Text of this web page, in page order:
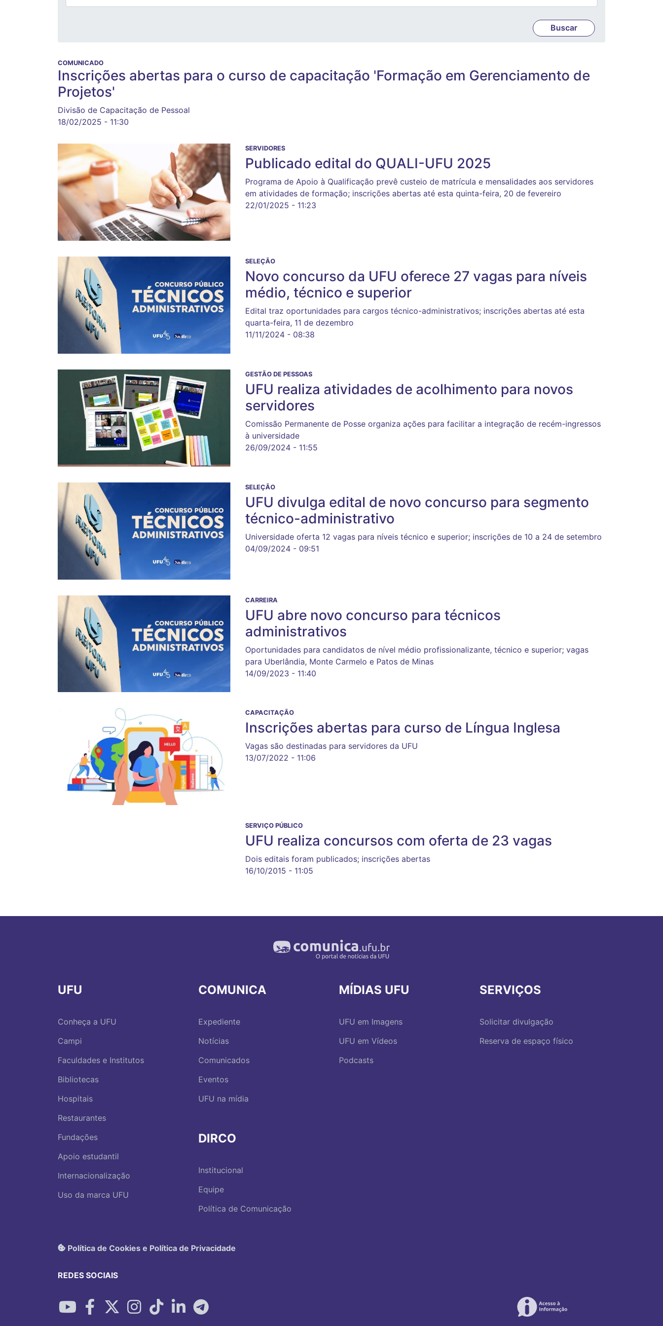
COMUNICADO
Inscrições abertas para o curso de capacitação 'Formação em Gerenciamento de
Projetos'
Divisão de Capacitação de Pessoal
18/02/2025 - 11:30
SERVIDORES
Publicado edital do QUALI-UFU 2025
Programa de Apoio à Qualificação prevê custeio de matrícula e mensalidades aos servidores
em atividades de formação; inscrições abertas até esta quinta-feira, 20 de fevereiro
22/01/2025 - 11:23
SELEÇÃO
Novo concurso da UFU oferece 27 vagas para níveis
médio, técnico e superior
Edital traz oportunidades para cargos técnico-administrativos; inscrições abertas até esta
quarta-feira, 11 de dezembro
11/11/2024 - 08:38
GESTÃO DE PESSOAS
UFU realiza atividades de acolhimento para novos
servidores
Comissão Permanente de Posse organiza ações para facilitar a integração de recém-ingressos
à universidade
26/09/2024 - 11:55
SELEÇÃO
UFU divulga edital de novo concurso para segmento
técnico-administrativo
Universidade oferta 12 vagas para níveis técnico e superior; inscrições de 10 a 24 de setembro
04/09/2024 - 09:51
CARREIRA
UFU abre novo concurso para técnicos
administrativos
Oportunidades para candidatos de nível médio profissionalizante, técnico e superior; vagas
para Uberlândia, Monte Carmelo e Patos de Minas
14/09/2023 - 11:40
CAPACITAÇÃO
Inscrições abertas para curso de Língua Inglesa
Vagas são destinadas para servidores da UFU
13/07/2022 - 11:06
SERVIÇO PÚBLICO
UFU realiza concursos com oferta de 23 vagas
Dois editais foram publicados; inscrições abertas
16/10/2015 - 11:05
UFU
Conheça a UFU
Campi
Faculdades e Institutos
Bibliotecas
Hospitais
Restaurantes
Fundações
Apoio estudantil
Internacionalização
Uso da marca UFU
COMUNICA
Expediente
Notícias
Comunicados
Eventos
UFU na mídia
DIRCO
Institucional
Equipe
Política de Comunicação
MÍDIAS UFU
UFU em Imagens
UFU em Vídeos
Podcasts
SERVIÇOS
Solicitar divulgação
Reserva de espaço físico
Política de Cookies e Política de Privacidade
REDES SOCIAIS